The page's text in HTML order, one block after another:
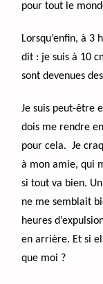
pour tout le
Lorsqu’enfin, à 3
dit : je suis à 10
sont devenues
Je suis peut-être
dois me rendre
pour cela. Je
à mon amie, qui
si tout va bien.
ne me semblait
heures
en arrière. Et si
que moi ?